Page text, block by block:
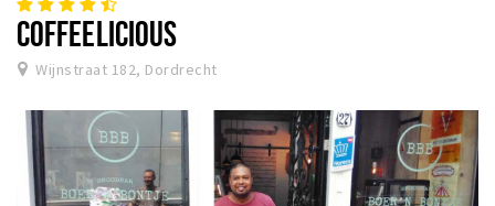
COFFEELICIOUS
Wijnstraat 182, Dordrecht